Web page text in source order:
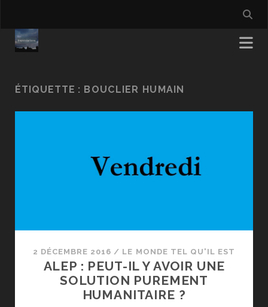
ÉTIQUETTE : BOUCLIER HUMAIN
2 DÉCEMBRE 2016 / LE MONDE TEL QU'IL EST
ALEP : PEUT-IL Y AVOIR UNE
SOLUTION PUREMENT
HUMANITAIRE ?